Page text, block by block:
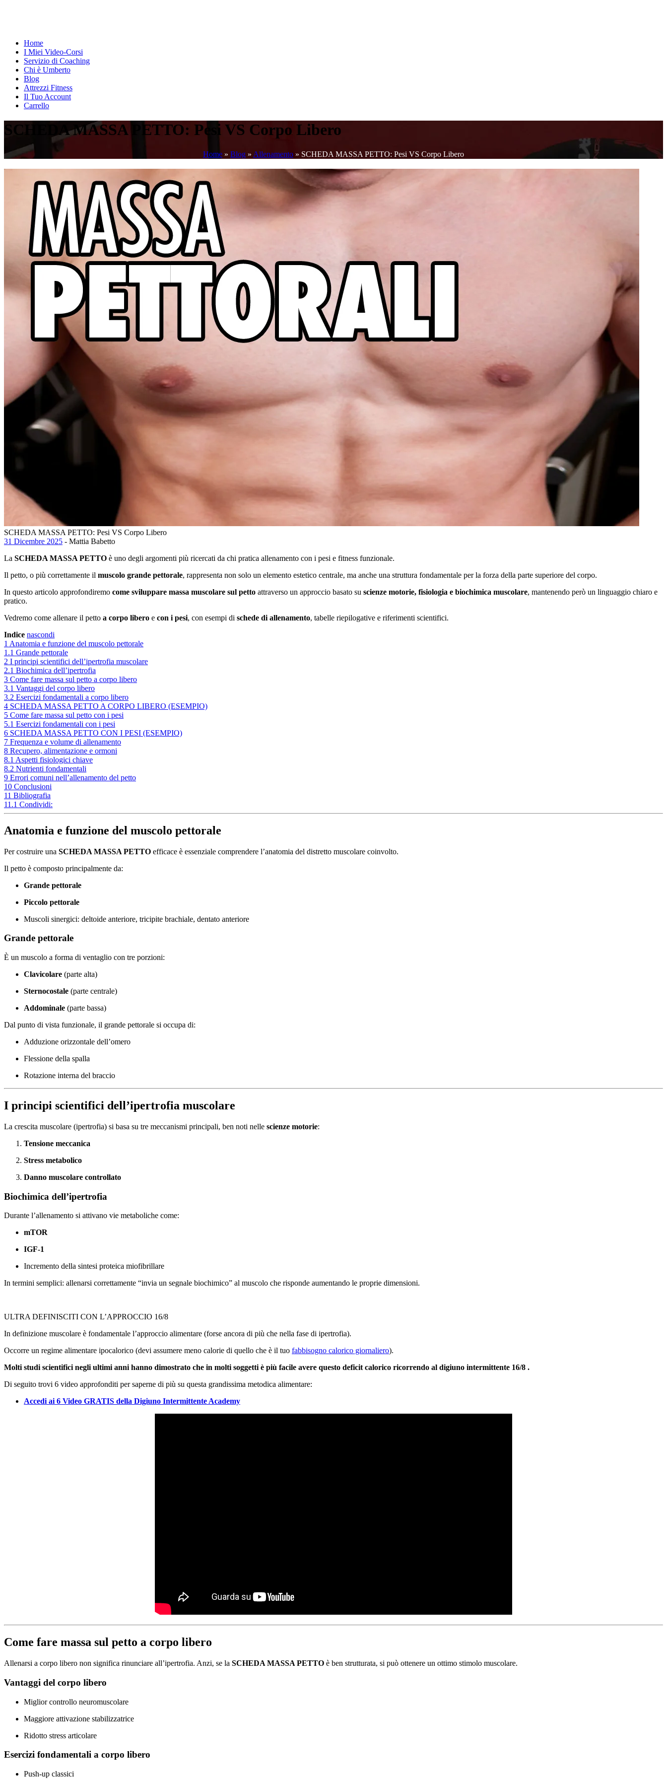
Home
I Miei Video-Corsi
Servizio di Coaching
Chi è Umberto
Blog
Attrezzi Fitness
Il Tuo Account
Carrello
SCHEDA MASSA PETTO: Pesi VS Corpo Libero
Home » Blog » Allenamento » SCHEDA MASSA PETTO: Pesi VS Corpo Libero
SCHEDA MASSA PETTO: Pesi VS Corpo Libero
31 Dicembre 2025 - Mattia Babetto
La SCHEDA MASSA PETTO è uno degli argomenti più ricercati da chi pratica allenamento con i pesi e fitness funzionale.
Il petto, o più correttamente il muscolo grande pettorale, rappresenta non solo un elemento estetico centrale, ma anche una struttura fondamentale per la forza della parte superiore del corpo.
In questo articolo approfondiremo come sviluppare massa muscolare sul petto attraverso un approccio basato su scienze motorie, fisiologia e biochimica muscolare, mantenendo però un linguaggio chiaro e
pratico.
Vedremo come allenare il petto a corpo libero e con i pesi, con esempi di schede di allenamento, tabelle riepilogative e riferimenti scientifici.
Indice nascondi
1 Anatomia e funzione del muscolo pettorale
1.1 Grande pettorale
2 I principi scientifici dell’ipertrofia muscolare
2.1 Biochimica dell’ipertrofia
3 Come fare massa sul petto a corpo libero
3.1 Vantaggi del corpo libero
3.2 Esercizi fondamentali a corpo libero
4 SCHEDA MASSA PETTO A CORPO LIBERO (ESEMPIO)
5 Come fare massa sul petto con i pesi
5.1 Esercizi fondamentali con i pesi
6 SCHEDA MASSA PETTO CON I PESI (ESEMPIO)
7 Frequenza e volume di allenamento
8 Recupero, alimentazione e ormoni
8.1 Aspetti fisiologici chiave
8.2 Nutrienti fondamentali
9 Errori comuni nell’allenamento del petto
10 Conclusioni
11 Bibliografia
11.1 Condividi:
Anatomia e funzione del muscolo pettorale
Per costruire una SCHEDA MASSA PETTO efficace è essenziale comprendere l’anatomia del distretto muscolare coinvolto.
Il petto è composto principalmente da:
Grande pettorale
Piccolo pettorale
Muscoli sinergici: deltoide anteriore, tricipite brachiale, dentato anteriore
Grande pettorale
È un muscolo a forma di ventaglio con tre porzioni:
Clavicolare (parte alta)
Sternocostale (parte centrale)
Addominale (parte bassa)
Dal punto di vista funzionale, il grande pettorale si occupa di:
Adduzione orizzontale dell’omero
Flessione della spalla
Rotazione interna del braccio
I principi scientifici dell’ipertrofia muscolare
La crescita muscolare (ipertrofia) si basa su tre meccanismi principali, ben noti nelle scienze motorie:
Tensione meccanica
Stress metabolico
Danno muscolare controllato
Biochimica dell’ipertrofia
Durante l’allenamento si attivano vie metaboliche come:
mTOR
IGF-1
Incremento della sintesi proteica miofibrillare
In termini semplici: allenarsi correttamente “invia un segnale biochimico” al muscolo che risponde aumentando le proprie dimensioni.
ULTRA DEFINISCITI CON L’APPROCCIO 16/8
In definizione muscolare è fondamentale l’approccio alimentare (forse ancora di più che nella fase di ipertrofia).
Occorre un regime alimentare ipocalorico (devi assumere meno calorie di quello che è il tuo fabbisogno calorico giornaliero).
Molti studi scientifici negli ultimi anni hanno dimostrato che in molti soggetti è più facile avere questo deficit calorico ricorrendo al digiuno intermittente 16/8 .
Di seguito trovi 6 video approfonditi per saperne di più su questa grandissima metodica alimentare:
Accedi ai 6 Video GRATIS della Digiuno Intermittente Academy
Come fare massa sul petto a corpo libero
Allenarsi a corpo libero non significa rinunciare all’ipertrofia. Anzi, se la SCHEDA MASSA PETTO è ben strutturata, si può ottenere un ottimo stimolo muscolare.
Vantaggi del corpo libero
Miglior controllo neuromuscolare
Maggiore attivazione stabilizzatrice
Ridotto stress articolare
Esercizi fondamentali a corpo libero
Push-up classici